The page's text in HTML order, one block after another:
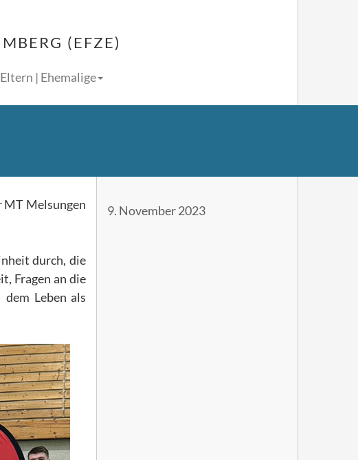
(EFZE)
Eltern | Ehemalige
MT Melsungen
durch, die
Fragen an die
Leben als
9. November 2023